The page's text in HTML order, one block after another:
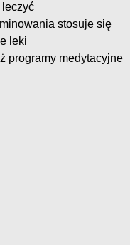
leczyć
stosuje się
leki
programy medytacyjne